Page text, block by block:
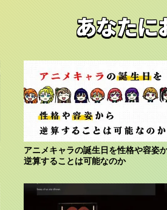
あなたに
アニメキャラの誕生日を性格や容姿
逆算することは可能なのか